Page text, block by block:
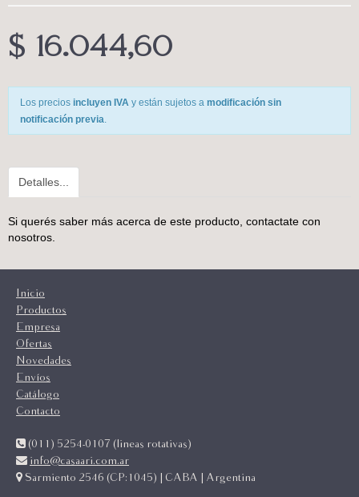
$ 16.044,60
Los precios incluyen IVA y están sujetos a modificación sin
notificación previa.
Detalles...
Si querés saber más acerca de este producto, contactate con
nosotros
Inicio
Productos
Empresa
Ofertas
Novedades
Envíos
Catálogo
Contacto
(011) 5254-0107 (lineas rotativas)
info@casaari.com.ar
Sarmiento 2546 (CP:1045) | CABA | Argentina